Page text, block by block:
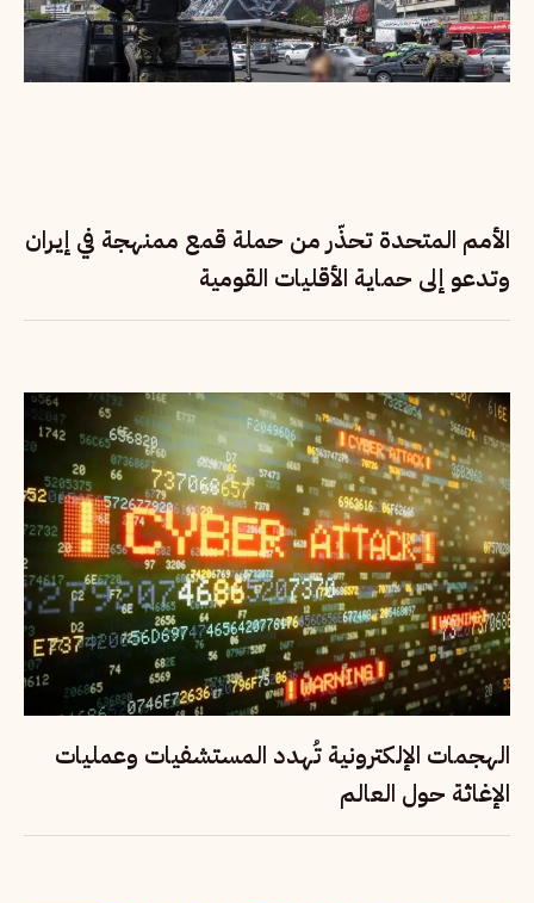
الأمم المتحدة تحذّر من حملة قمع ممنهجة في إيران
وتدعو إلى حماية الأقليات القومية
الهجمات الإلكترونية تُهدد المستشفيات وعمليات
الإغاثة حول العالم